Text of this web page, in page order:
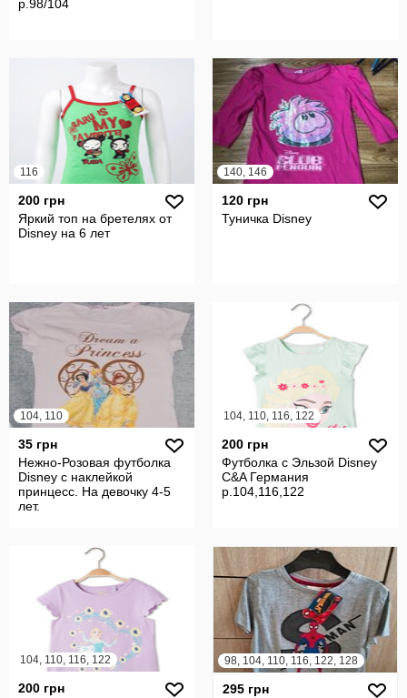
р.98/104
116
200 грн
Яркий топ на бретелях от
Disney на 6 лет
140, 146
120 грн
Туничка Disney
104, 110
35 грн
Нежно-Розовая футболка
Disney с наклейкой
принцесс. На девочку 4-5
лет.
104, 110, 116, 122
200 грн
Футболка с Эльзой Disney
C&A Германия
р.104,116,122
104, 110, 116, 122
200 грн
98, 104, 110, 116, 122, 128
295 грн